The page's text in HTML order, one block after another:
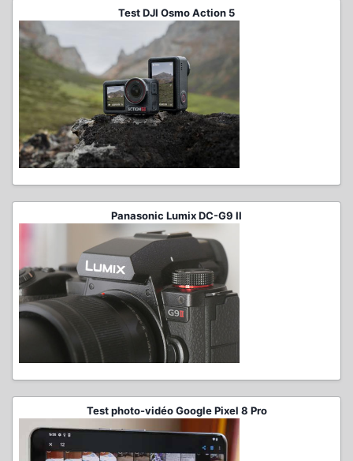
Test DJI Osmo Action 5
Panasonic Lumix DC-G9 II
Test photo-vidéo Google Pixel 8 Pro